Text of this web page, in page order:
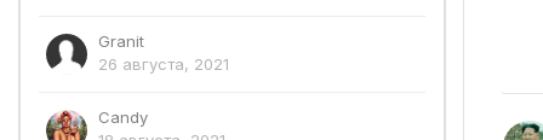
Granit
26 августа, 2021
Candy